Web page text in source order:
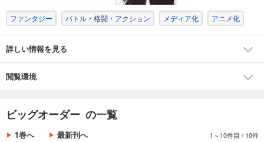
ファンタジー バトル・格闘・アクション メディア化 アニメ化
詳しい情報を見る
閲覧環境
ビッグオーダー の一覧
1巻へ 最新刊へ 1～10件目 / 10件